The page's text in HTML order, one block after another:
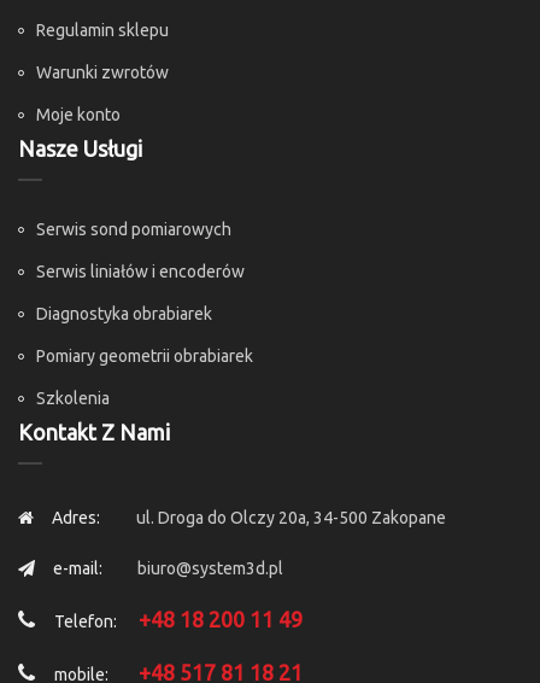
Regulamin sklepu
Warunki zwrotów
Moje konto
Nasze Usługi
Serwis sond pomiarowych
Serwis liniałów i encoderów
Diagnostyka obrabiarek
Pomiary geometrii obrabiarek
Szkolenia
Kontakt Z Nami
Adres: ul. Droga do Olczy 20a, 34-500 Zakopane
e-mail: biuro@system3d.pl
Telefon: +48 18 200 11 49
mobile: +48 517 81 18 21